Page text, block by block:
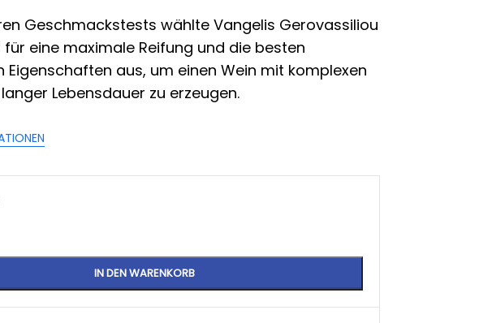
Geschmackstests wählte Vangelis Gerovassiliou
für eine maximale Reifung und die besten
Eigenschaften aus, um einen Wein mit komplexen
Lebensdauer zu erzeugen.
IN DEN WARENKORB